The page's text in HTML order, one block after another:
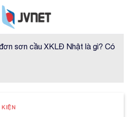
sơn cầu XKLĐ Nhật là gì? Có